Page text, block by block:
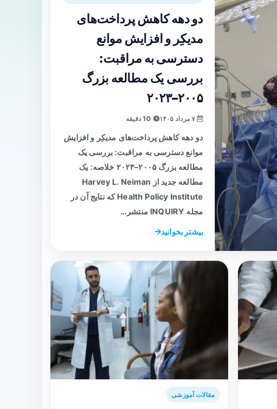
دو دهه کاهش پرداخت‌های
مدیکِر و افزایش موانع
دسترسی به مراقبت:
بررسی یک مطالعه بزرگ
۲۰۰۵–۲۰۲۳
دو دهه کاهش پرداخت‌های مدیکِر و افزایش
موانع دسترسی به مراقبت: بررسی یک
مطالعه بزرگ ۲۰۰۵–۲۰۲۳ خلاصه: یک
مطالعه جدید از Harvey L. Neiman
Health Policy Institute که نتایج آن در
مجله INQUIRY منتشر…
بیشتر بخوانید
مقالات آموزشی